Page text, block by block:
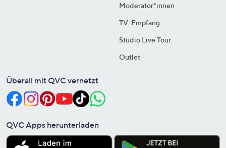
Moderator*innen
TV-Empfang
Studio Live Tour
Outlet
Überall mit QVC vernetzt
QVC Apps herunterladen